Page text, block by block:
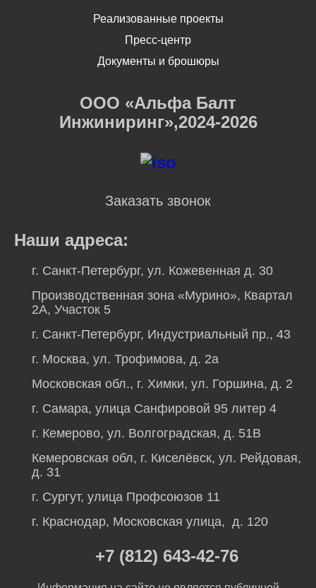
Реализованные проекты
Пресс-центр
Документы и брошюры
ООО «Альфа Балт
Инжиниринг»,2024-2026
Заказать звонок
Наши адреса:
г. Санкт-Петербург, ул. Кожевенная д. 30
Производственная зона «Мурино», Квартал
2А, Участок 5
г. Санкт-Петербург, Индустриальный пр., 43
г. Москва, ул. Трофимова, д. 2а
Московская обл., г. Химки, ул. Горшина, д. 2
г. Самара, улица Санфировой 95 литер 4
г. Кемерово, ул. Волгоградская, д. 51В
Кемеровская обл, г. Киселёвск, ул. Рейдовая,
д. 31
г. Сургут, улица Профсоюзов 11
г. Краснодар, Московская улица, д. 120
+7 (812) 643-42-76